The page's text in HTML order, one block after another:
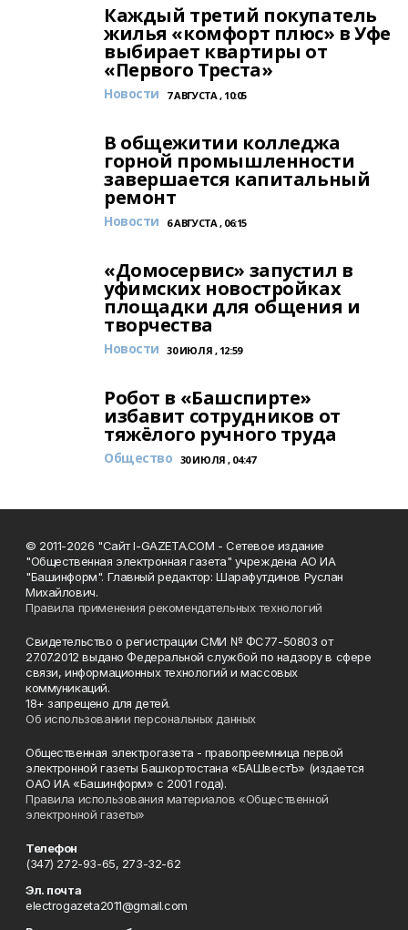
Каждый третий покупатель
жилья «комфорт плюс» в Уфе
выбирает квартиры от
«Первого Треста»
Новости 7 АВГУСТА , 10:05
В общежитии колледжа
горной промышленности
завершается капитальный
ремонт
Новости 6 АВГУСТА , 06:15
«Домосервис» запустил в
уфимских новостройках
площадки для общения и
творчества
Новости 30 ИЮЛЯ , 12:59
Робот в «Башспирте»
избавит сотрудников от
тяжёлого ручного труда
Общество 30 ИЮЛЯ , 04:47
© 2011-2026 "Сайт I-GAZETA.COM - Сетевое издание
"Общественная электронная газета" учреждена АО ИА
"Башинформ". Главный редактор: Шарафутдинов Руслан
Михайлович.
Правила применения рекомендательных технологий
Свидетельство о регистрации СМИ № ФС77-50803 от
27.07.2012 выдано Федеральной службой по надзору в сфере
связи, информационных технологий и массовых
коммуникаций.
18+ запрещено для детей.
Об использовании персональных данных
Общественная электрогазета - правопреемница первой
электронной газеты Башкортостана «БАШвестЪ» (издается
ОАО ИА «Башинформ» с 2001 года).
Правила использования материалов «Общественной
электронной газеты»
Телефон
(347) 272-93-65, 273-32-62
Эл. почта
electrogazeta2011@gmail.com